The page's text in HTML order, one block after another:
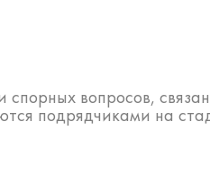
спорных вопросов,
подрядчиками на